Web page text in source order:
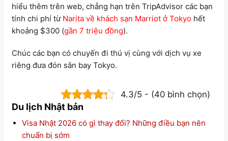
hiểu thêm trên web, chẳng hạn trên TripAdvisor các bạn
tính chi phí từ Narita về khách sạn Marriot ở Tokyo hết
khoảng $300 (gần 7 triệu đồng).
Chúc các bạn có chuyến đi thú vị cùng với dịch vụ xe
riêng đưa đón sân bay Tokyo.
4.3/5 - (40 bình chọn)
Du lịch Nhật bản
Visa Nhật 2026 có gì thay đổi? Những điều bạn nên
chuẩn bị sớm